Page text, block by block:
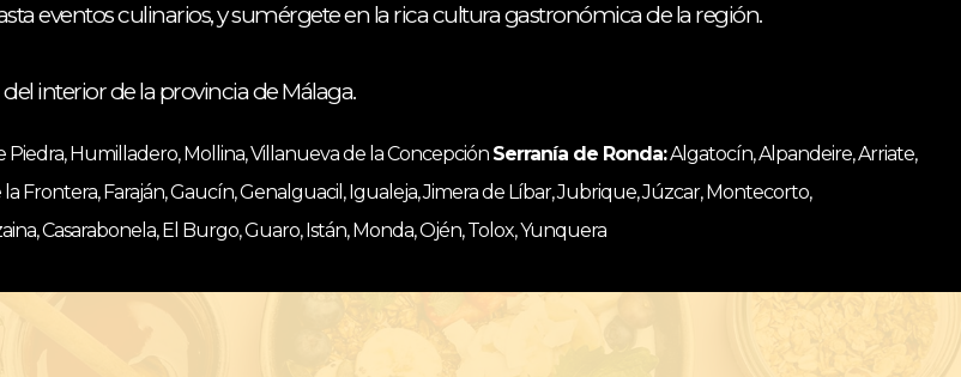
eventos culinarios, y sumérgete en la rica cultura gastronómica de la región.
interior de la provincia de Málaga.
Humilladero, Mollina, Villanueva de la Concepción Serranía de Ronda:Algatocín, Alpandeire, Arriate,
Frontera, Faraján, Gaucín, Genalguacil, Igualeja, Jimera de Líbar, Jubrique, Júzcar, Montecorto,
Casarabonela, El Burgo, Guaro, Istán, Monda, Ojén, Tolox, Yunquera